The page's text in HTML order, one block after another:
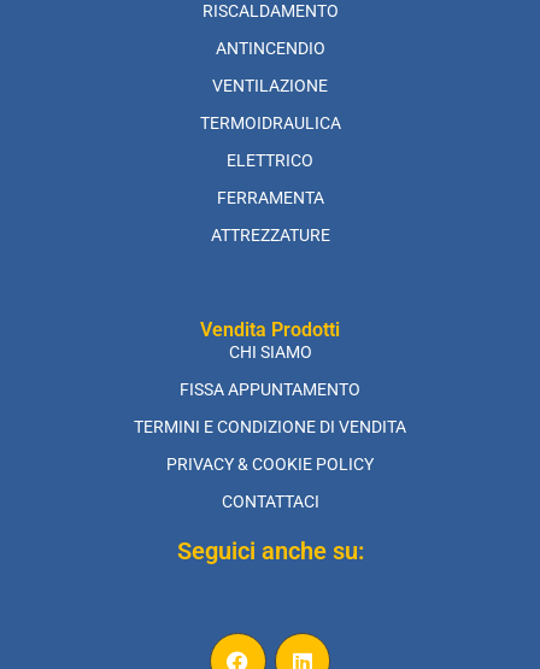
RISCALDAMENTO
ANTINCENDIO
VENTILAZIONE
TERMOIDRAULICA
ELETTRICO
FERRAMENTA
ATTREZZATURE
Vendita Prodotti
CHI SIAMO
FISSA APPUNTAMENTO
TERMINI E CONDIZIONE DI VENDITA
PRIVACY & COOKIE POLICY
CONTATTACI
Seguici anche su: